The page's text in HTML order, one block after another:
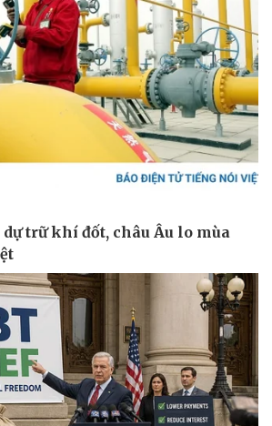
Nhà đẹp
Blog
Tình yêu - Gia đình